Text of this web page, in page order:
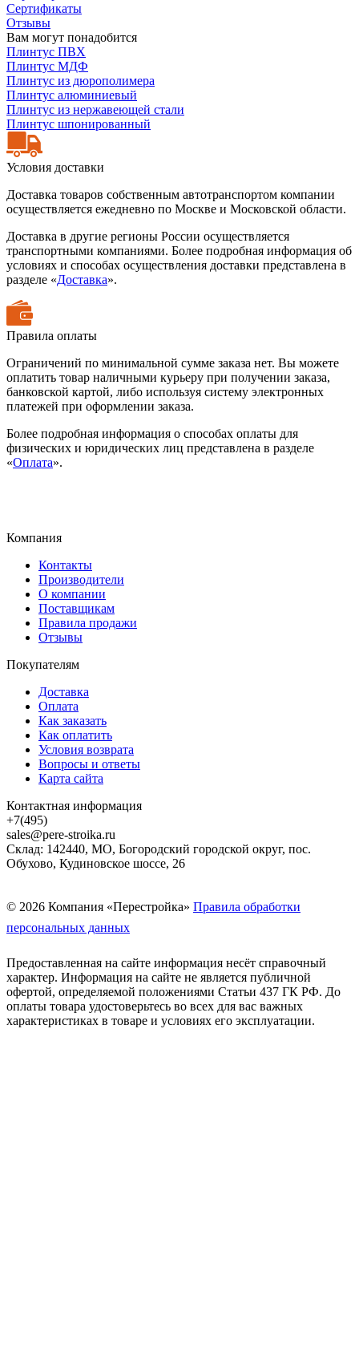
Сертификаты
Отзывы
Вам могут понадобится
Плинтус ПВХ
Плинтус МДФ
Плинтус из дюрополимера
Плинтус алюминиевый
Плинтус из нержавеющей стали
Плинтус шпонированный
Условия доставки
Доставка товаров собственным автотранспортом компании
осуществляется ежедневно по Москве и Московской области.
Доставка в другие регионы России осуществляется
транспортными компаниями. Более подробная информация об
условиях и способах осуществления доставки представлена в
разделе «Доставка».
Правила оплаты
Ограничений по минимальной сумме заказа нет. Вы можете
оплатить товар наличными курьеру при получении заказа,
банковской картой, либо используя систему электронных
платежей при оформлении заказа.
Более подробная информация о способах оплаты для
физических и юридических лиц представлена в разделе
«Оплата».
Компания
Контакты
Производители
О компании
Поставщикам
Правила продажи
Отзывы
Покупателям
Доставка
Оплата
Как заказать
Как оплатить
Условия возврата
Вопросы и ответы
Карта сайта
Контактная информация
+7(495)
sales@pere-stroika.ru
Склад: 142440, МО, Богородский городской округ, пос.
Обухово, Кудиновское шоссе, 26
© 2026 Компания «Перестройка» Правила обработки
персональных данных
Предоставленная на сайте информация несёт справочный
характер. Информация на сайте не является публичной
офертой, определяемой положениями Статьи 437 ГК РФ. До
оплаты товара удостоверьтесь во всех для вас важных
характеристиках в товаре и условиях его эксплуатации.